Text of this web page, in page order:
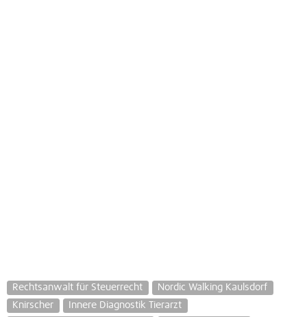
Rechtsanwalt für Steuerrecht
Nordic Walking Kaulsdorf
Knirscher
Innere Diagnostik Tierarzt